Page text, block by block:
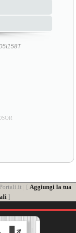
| [ Aggiungi la tua
]